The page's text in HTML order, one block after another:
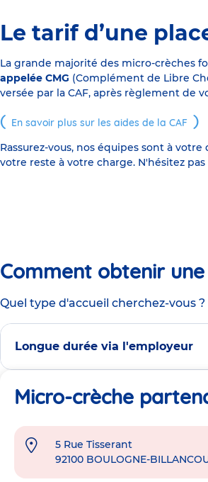
Le tarif d’une
La grande majorité des micro-crèches
appelée CMG (Complément de Libre
versée par la CAF, après règlement de
En savoir plus sur les aides de la CAF
Rassurez-vous, nos équipes sont à
votre reste à votre charge. N'hésitez
Comment obtenir
Quel type d'accueil cherchez-vous ?
Longue durée via l'employeur
Micro-crèche
Adresse
5 Rue Tisserant
92100 BOULOGNE-